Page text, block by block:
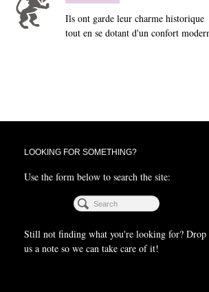
Ils ont garde leur charme historique
tout en se dotant d'un confort
LOOKING FOR SOMETHING?
Use the form below to search the site:
Still not finding what you're looking for? Drop
us a note so we can take care of it!